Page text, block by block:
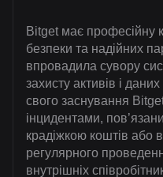
Bitget має професійну
безпеки та надійних
впровадила сувору
захисту активів і
свого заснування
інцидентами,
крадіжкою коштів або
регулярного
внутрішніх